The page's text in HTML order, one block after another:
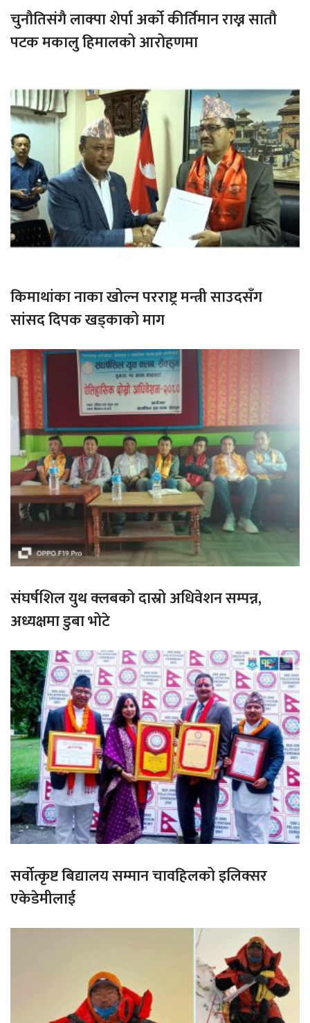
चुनौतिसंगै लाक्पा शेर्पा अर्को कीर्तिमान राख्न सातौ
पटक मकालु हिमालको आरोहणमा
किमाथांका नाका खोल्न परराष्ट्र मन्त्री साउदसँग
सांसद दिपक खड्काको माग
संघर्षशिल युथ क्लबको दास्रो अधिवेशन सम्पन्न,
अध्यक्षमा डुबा भोटे
सर्वोत्कृष्ट बिद्यालय सम्मान चावहिलको इलिक्सर
एकेडेमीलाई